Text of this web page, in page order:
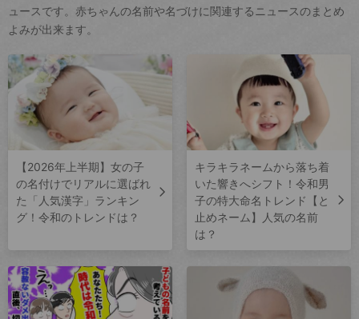
ュースです。赤ちゃんの名前や名づけに関連するニュースのまとめ
よみが出来ます。
【2026年上半期】女の子
の名付けでリアルに選ばれ
た「人気漢字」ランキン
グ！令和のトレンドは？
キラキラネームから落ち着
いた響きへシフト！令和男
子の特大命名トレンド【と
止めネーム】人気の名前
は？